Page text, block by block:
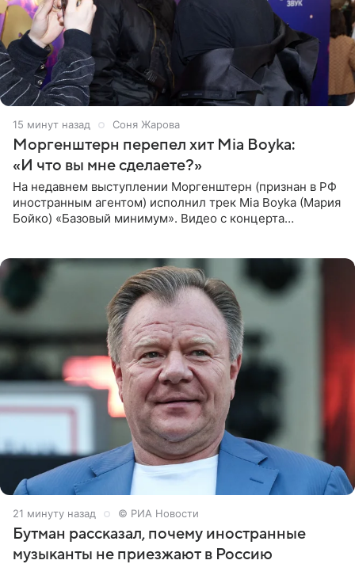
15 минут назад Соня Жарова
Моргенштерн перепел хит Mia Boyka:
«И что вы мне сделаете?»
На недавнем выступлении Моргенштерн (признан в РФ
иностранным агентом) исполнил трек Mia Boyka (Мария
Бойко) «Базовый минимум». Видео с концерта
21 минуту назад © РИА Новости
Бутман рассказал, почему иностранные
музыканты не приезжают в Россию